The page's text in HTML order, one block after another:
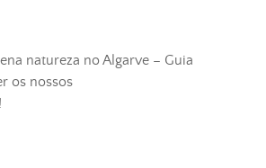
natureza no Algarve – Guia
os nossos